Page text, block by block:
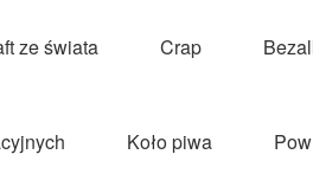
ze świata Crap
Koło piwa